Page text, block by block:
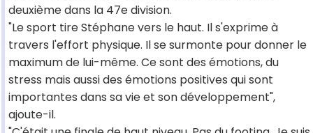
deuxième dans la 47e division.
"Le sport tire Stéphane vers le haut. Il s'exprime à
travers l'effort physique. Il se surmonte pour donner le
maximum de lui-même. Ce sont des émotions, du
stress mais aussi des émotions positives qui sont
importantes dans sa vie et son développement",
ajoute-il.